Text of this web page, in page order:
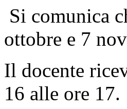
Si comunica
ottobre e 7
Il docente
16 alle ore 17.